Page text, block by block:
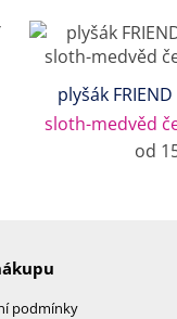
plyšák FRIEND
sloth-medvěd
od
podmínky